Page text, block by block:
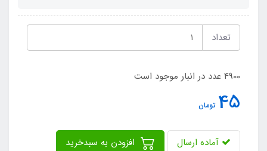
تعداد
4900 عدد در انبار موجود است
45 تومان
آماده ارسال